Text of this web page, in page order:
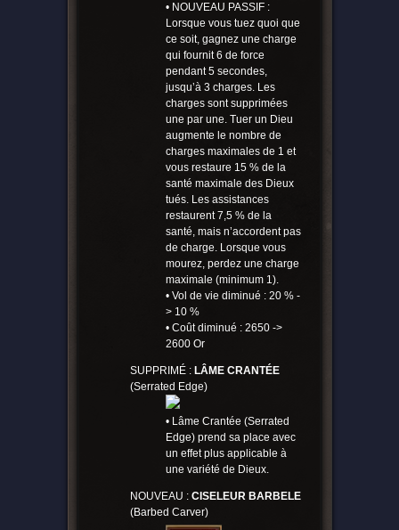
• NOUVEAU PASSIF :
Lorsque vous tuez quoi que
ce soit, gagnez une charge
qui fournit 6 de force
pendant 5 secondes,
jusqu’à 3 charges. Les
charges sont supprimées
une par une. Tuer un Dieu
augmente le nombre de
charges maximales de 1 et
vous restaure 15 % de la
santé maximale des Dieux
tués. Les assistances
restaurent 7,5 % de la
santé, mais n’accordent pas
de charge. Lorsque vous
mourez, perdez une charge
maximale (minimum 1).
• Vol de vie diminué : 20 % -
> 10 %
• Coût diminué : 2650 ->
2600 Or
SUPPRIMÉ : LÂME CRANTÉE
(Serrated Edge)
• Lâme Crantée (Serrated
Edge) prend sa place avec
un effet plus applicable à
une variété de Dieux.
NOUVEAU : CISELEUR BARBELE
(Barbed Carver)